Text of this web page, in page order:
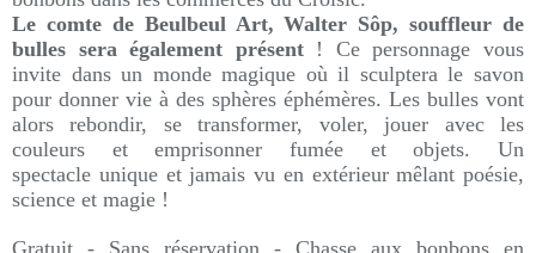
Le comte de Beulbeul Art, Walter Sôp, souffleur de
bulles sera également présent ! Ce personnage vous
invite dans un monde magique où il sculptera le savon
pour donner vie à des sphères éphémères. Les bulles vont
alors rebondir, se transformer, voler, jouer avec les
couleurs et emprisonner fumée et objets. Un
spectacle unique et jamais vu en extérieur mêlant poésie,
science et magie !
Gratuit - Sans réservation - Chasse aux bonbons en